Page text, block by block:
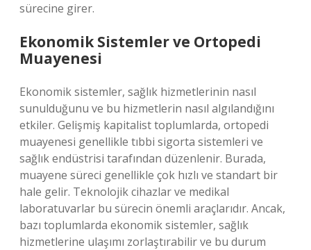
sürecine girer.
Ekonomik Sistemler ve Ortopedi
Muayenesi
Ekonomik sistemler, sağlık hizmetlerinin nasıl
sunulduğunu ve bu hizmetlerin nasıl algılandığını
etkiler. Gelişmiş kapitalist toplumlarda, ortopedi
muayenesi genellikle tıbbi sigorta sistemleri ve
sağlık endüstrisi tarafından düzenlenir. Burada,
muayene süreci genellikle çok hızlı ve standart bir
hale gelir. Teknolojik cihazlar ve medikal
laboratuvarlar bu sürecin önemli araçlarıdır. Ancak,
bazı toplumlarda ekonomik sistemler, sağlık
hizmetlerine ulaşımı zorlaştırabilir ve bu durum